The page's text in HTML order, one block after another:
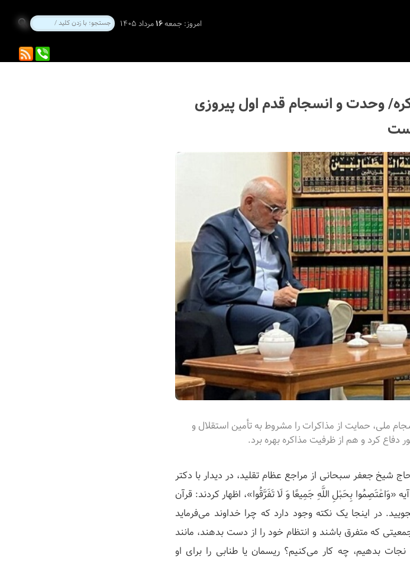
امروز: جمعه۱۶مرداد ۱۴۰۵
وحدت و انسجام قدم اول پیروزی
ملی، حمایت از مذاکرات را مشروط به تأمین استقلال و
کرد و هم از ظرفیت مذاکره بهره برد.
شیخ جعفر سبحانی از مراجع عظام تقلید، در دیدار با دکتر
بِحَبْلِ اللَّهِ جَمِیعًا وَ لَا تَفَرَّقُوا»، اظهار کردند: قرآن
در اینجا یک نکته وجود دارد که چرا خداوند می‌فرماید
که متفرق باشند و انتظام خود را از دست بدهند، مانند
بدهیم، چه کار می‌کنیم؟ ریسمان یا طنابی را برای او